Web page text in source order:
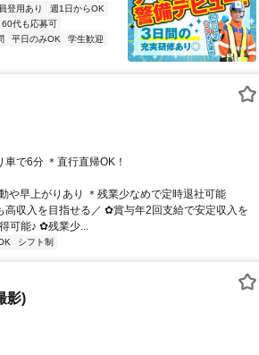
登用あり
週1日からOK
60代も応募可
平日のみOK
学生歓迎
最寄駅 滝不動駅 交通アクセス 新京成線「滝不動駅」より車で6分 ＊直行直帰OK！
や早上がりあり ＊残業少なめで定時退社可能
入を目指せる／ ✿賞与年2回支給で安定収入を
可能♪ ✿残業少...
シフト制
影)